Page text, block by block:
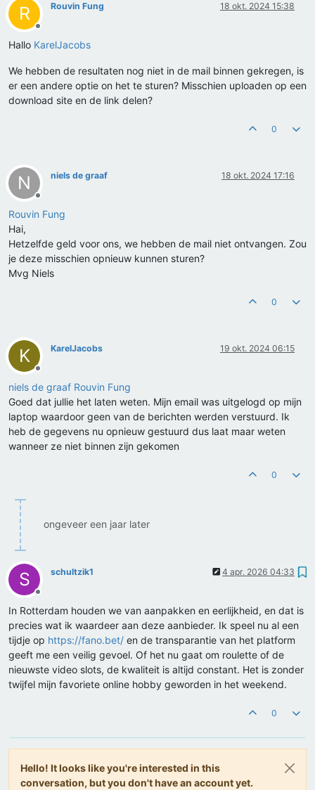
R
Offline
Rouvin Fung 18 okt. 2024 15:38
Hallo KarelJacobs
We hebben de resultaten nog niet in de mail binnen gekregen, is
er een andere optie on het te sturen? Misschien uploaden op een
download site en de link delen?
0
N
Offline
niels de graaf 18 okt. 2024 17:16
Rouvin Fung
Hai,
Hetzelfde geld voor ons, we hebben de mail niet ontvangen. Zou
je deze misschien opnieuw kunnen sturen?
Mvg Niels
0
K
Offline
KarelJacobs 19 okt. 2024 06:15
niels de graaf Rouvin Fung
Goed dat jullie het laten weten. Mijn email was uitgelogd op mijn
laptop waardoor geen van de berichten werden verstuurd. Ik
heb de gegevens nu opnieuw gestuurd dus laat maar weten
wanneer ze niet binnen zijn gekomen
0
ongeveer een jaar later
S
Offline
schultzik1 4 apr. 2026 04:33
In Rotterdam houden we van aanpakken en eerlijkheid, en dat is
precies wat ik waardeer aan deze aanbieder. Ik speel nu al een
tijdje op https://fano.bet/ en de transparantie van het platform
geeft me een veilig gevoel. Of het nu gaat om roulette of de
nieuwste video slots, de kwaliteit is altijd constant. Het is zonder
twijfel mijn favoriete online hobby geworden in het weekend.
0
Hello! It looks like you're interested in this
conversation, but you don't have an account yet.